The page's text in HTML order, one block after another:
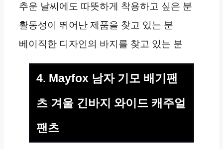
추운 날씨에도 따뜻하게 착용하고 싶은 분
활동성이 뛰어난 제품을 찾고 있는 분
베이직한 디자인의 바지를 찾고 있는 분
4. Mayfox 남자 기모 배기팬
츠 겨울 긴바지 와이드 캐주얼
팬츠